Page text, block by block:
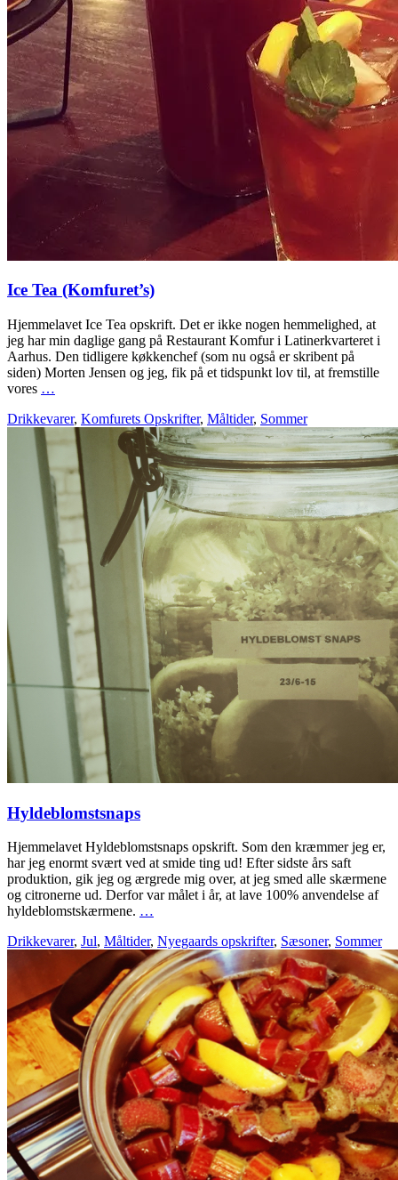
Ice Tea (Komfuret’s)
Hjemmelavet Ice Tea opskrift. Det er ikke nogen hemmelighed, at
jeg har min daglige gang på Restaurant Komfur i Latinerkvarteret i
Aarhus. Den tidligere køkkenchef (som nu også er skribent på
siden) Morten Jensen og jeg, fik på et tidspunkt lov til, at fremstille
vores …
Drikkevarer, Komfurets Opskrifter, Måltider, Sommer
Hyldeblomstsnaps
Hjemmelavet Hyldeblomstsnaps opskrift. Som den kræmmer jeg er,
har jeg enormt svært ved at smide ting ud! Efter sidste års saft
produktion, gik jeg og ærgrede mig over, at jeg smed alle skærmene
og citronerne ud. Derfor var målet i år, at lave 100% anvendelse af
hyldeblomstskærmene. …
Drikkevarer, Jul, Måltider, Nyegaards opskrifter, Sæsoner, Sommer